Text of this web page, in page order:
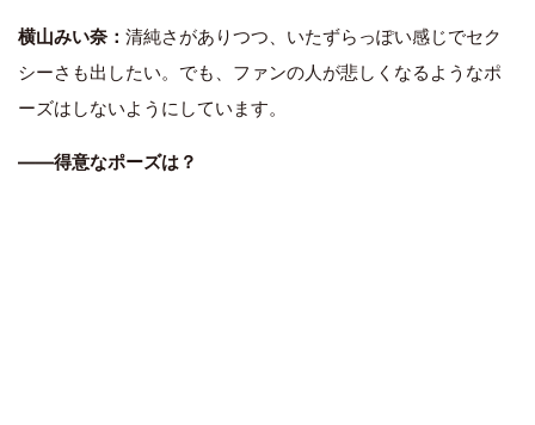
横山みい奈： 清純さがありつつ、いたずらっぽい感じでセク
シーさも出したい。でも、ファンの人が悲しくなるようなポ
ーズはしないようにしています。
――得意なポーズは？